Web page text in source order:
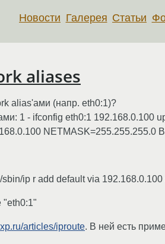
Новости Галерея Статьи
aliases
alias'ами (напр. eth0:1)?
1 - ifconfig eth0:1 192.168.0.100
NETMASK=255.255.255.0
ip r add default via 192.168.0.100
"eth0:1"
articles/iproute. В ней есть